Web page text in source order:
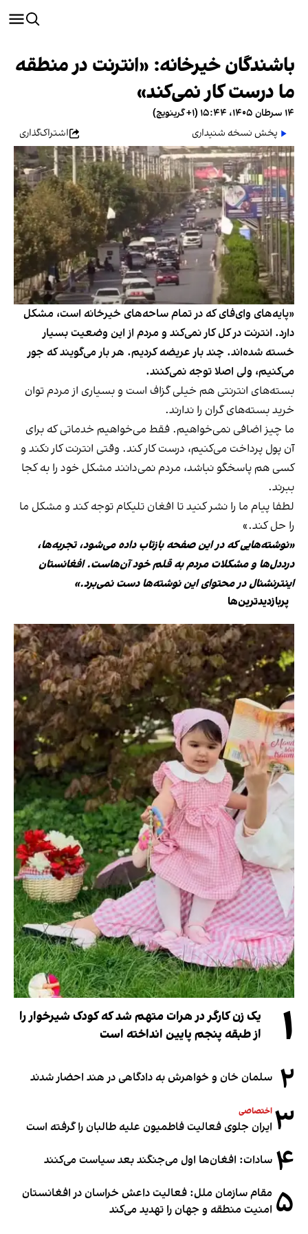
باشندگان خیرخانه: «انترنت در منطقه
ما درست کار نمی‌کند»
۱۴ سرطان ۱۴۰۵، ۱۵:۴۴ (‎+۱ گرینویچ)
پخش نسخه شنیداری
اشتراک‌گذاری
«پایه‌های وای‌فای که در تمام ساحه‌های خیرخانه است، مشکل
دارد. انترنت در کل کار نمی‌کند و مردم از این وضعیت بسیار
خسته شده‌اند. چند بار عریضه کردیم. هر بار می‌گویند که جور
می‌کنیم، ولی اصلا توجه نمی‌کنند.
بسته‌های انترنتی هم خیلی گزاف است و بسیاری از مردم توان
خرید بسته‌های گران را ندارند.
ما چیز اضافی نمی‌خواهیم. فقط می‌خواهیم خدماتی که برای
آن پول پرداخت می‌کنیم، درست کار کند. وقتی انترنت کار نکند و
کسی هم پاسخگو نباشد، مردم نمی‌دانند مشکل خود را به کجا
ببرند.
لطفا پیام ما را نشر کنید تا افغان تلیکام توجه کند و مشکل ما
را حل کند.»
«نوشته‌هایی که در این صفحه بازتاب داده می‌شود، تجربه‌ها،
درددل‌ها و مشکلات مردم به قلم خود آن‌هاست. افغانستان
اینترنشنال در محتوای این نوشته‌ها دست نمی‌برد.»
پربازدیدترین‌ها
۱
یک زن کارگر در هرات متهم شد که کودک شیرخوار را
از طبقه پنجم پایین انداخته است
۲ سلمان خان و خواهرش به دادگاهی در هند احضار شدند
۳ اختصاصی
ایران جلوی فعالیت فاطمیون علیه طالبان را گرفته است
۴ سادات: افغان‌ها اول می‌جنگند بعد سیاست می‌کنند
۵ مقام سازمان ملل: فعالیت داعش خراسان در افغانستان
امنیت منطقه و جهان را تهدید می‌کند